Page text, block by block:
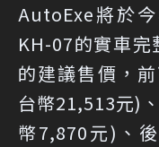
AutoExe將於
KH-07的實車
的建議售價，
台幣21,513元)
幣7,870元)、